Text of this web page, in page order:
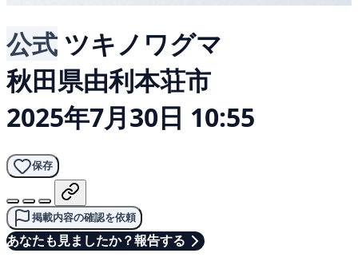
公式 ツキノワグマ
秋田県由利本荘市
2025年7月30日 10:55
保存
掲載内容の確認を依頼
あなたも見ましたか？報告する